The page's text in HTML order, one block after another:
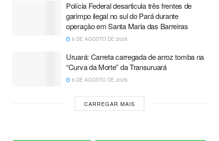
Polícia Federal desarticula três frentes de
garimpo ilegal no sul do Pará durante
operação em Santa Maria das Barreiras
6 DE AGOSTO DE 2026
Uruará: Carreta carregada de arroz tomba na
“Curva da Morte” da Transuruará
6 DE AGOSTO DE 2026
CARREGAR MAIS